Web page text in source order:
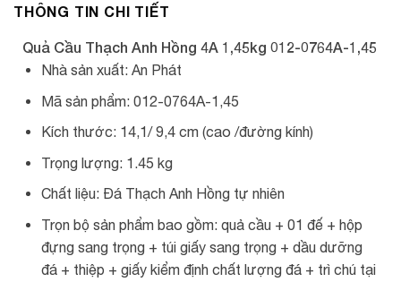
THÔNG TIN CHI TIẾT
Quả Cầu Thạch Anh Hồng 4A 1,45kg 012-0764A-1,45
Nhà sản xuất: An Phát
Mã sản phẩm: 012-0764A-1,45
Kích thước: 14,1/ 9,4 cm (cao /đường kính)
Trọng lượng: 1.45 kg
Chất liệu: Đá Thạch Anh Hồng tự nhiên
Trọn bộ sản phẩm bao gồm: quả cầu + 01 đế + hộp
đựng sang trọng + túi giấy sang trọng + dầu dưỡng
đá + thiệp + giấy kiểm định chất lượng đá + trì chú tại